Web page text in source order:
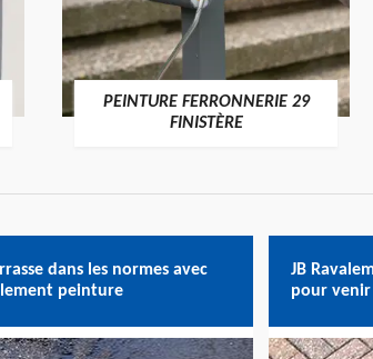
PEINTURE FERRONNERIE 29
FINISTÈRE
dans les normes avec
peinture
JB
pour venir